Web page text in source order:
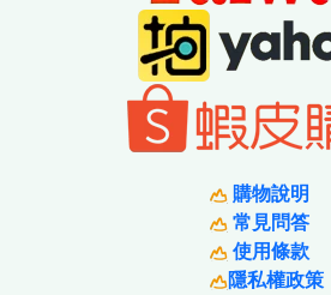
購物說明
常見問答
使用條款
隱私權政策